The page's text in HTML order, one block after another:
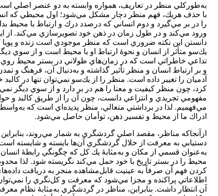
به‌‌طوركلي منظر در تعاريف، همواره وابسته به دو عنصر اصلي
با حذف هريك، فهم منظر دچار مشكل مي‌شود؛ اول محيطي كه
را در بر مي‌گيرد و دوم انساني كه درصدد درك و ارتباط با محيط
ورود مي‌كند و در طول زمان در ذهن خود تصويرسازي مي‌كند. از
دانستن اين نكته ضروري است كه منظر موجودي است زنده و پويا
يك‌سو متأثر از انسان و نحوۀ ارتباط او با محيط است و از سوي
تداعي خاطراتي است كه در زمان‌هاي طولاني در بستر محيط روي
و بر ارتباط انسان و منظر تأثير گذاشته و به‌دنبال آن، فرهنگ و
آدميان را تغيير داده است. منظر را از يك‌سو نمي‌توان تنها در كالبد
كرد، چون منظر كيفيت و معنا را هم در بر دارد و از سوي ديگر
مفهومي تجريدي و انتزاعي دانست، چون آن را از طريق كالبد و
مي‌فهميم. لذا در برداشتي متعالي، منظر پديده‌اي است كه
ادراك ما از محيط و تفسير ذهن، توأمان حاصل مي‌شود.
ازآنجاكه مناظر، مقصد اصلي گردشگري به شمار مي‌روند،
دستيابي به معرفت از خلال گردشگري آن‌ها بايسته و شايسته
به‌عنوان قسمي از مكان و به‌مثابۀ يك كل كه چگونگي رابطۀ انسان
محيط را در بستر تاريخ با خود حمل مي‌كند نگريسته شود. لذا
كردن فهم آن صرفاً به عينيت قابل‌مشاهده منجر به دريافت
اطلاعاتي پراكنده و مجزا مي‌شود كه معرفت و كل‌نگري را
آن انتظار داشت. بنابراين، مناظر در گردشگري به‌مثابۀ نظام